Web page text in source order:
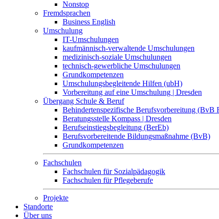
Nonstop
Fremdsprachen
Business English
Umschulung
IT-Umschulungen
kaufmännisch-verwaltende Umschulungen
medizinisch-soziale Umschulungen
technisch-gewerbliche Umschulungen
Grundkompetenzen
Umschulungsbegleitende Hilfen (ubH)
Vorbereitung auf eine Umschulung | Dresden
Übergang Schule & Beruf
Behindertenspezifische Berufsvorbereitung (BvB
Beratungsstelle Kompass | Dresden
Berufseinstiegsbegleitung (BerEb)
Berufsvorbereitende Bildungsmaßnahme (BvB)
Grundkompetenzen
Fachschulen
Fachschulen für Sozialpädagogik
Fachschulen für Pflegeberufe
Projekte
Standorte
Über uns